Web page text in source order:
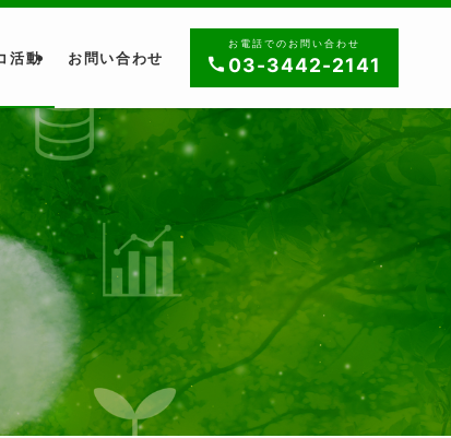
活動 お問い合わせ
お電話でのお問い合わせ
03-3442-2141